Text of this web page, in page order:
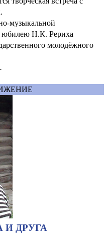
музыкальной
юбилею Н.К. Рериха
молодёжного
ДРУГА